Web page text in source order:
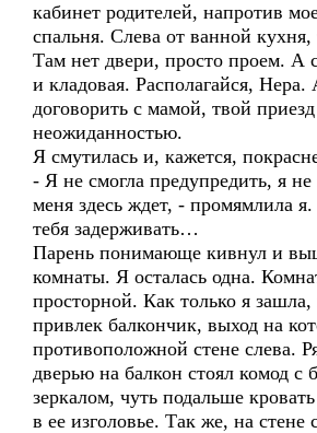
кабинет родителей, напротив
спальня. Слева от ванной
Там нет двери, просто проем. А
и кладовая. Располагайся,
договорить с мамой, твой
неожиданностью.
Я смутилась и, кажется,
- Я не смогла предупредить, я не
меня здесь ждет, - промямлила
тебя задерживать…
Парень понимающе кивнул и
комнаты. Я осталась одна.
просторной. Как только я зашла,
привлек балкончик, выход на
противоположной стене слева.
дверью на балкон стоял комод с
зеркалом, чуть подальше
в ее изголовье. Так же, на стене